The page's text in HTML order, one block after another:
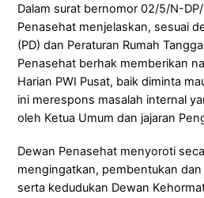
Dalam surat bernomor 02/5/N-
Penasehat menjelaskan, sesuai
(PD) dan Peraturan Rumah
Penasehat berhak memberikan
Harian PWI Pusat, baik diminta
ini merespons masalah internal
oleh Ketua Umum dan jajaran
Dewan Penasehat menyoroti
mengingatkan, pembentukan
serta kedudukan Dewan